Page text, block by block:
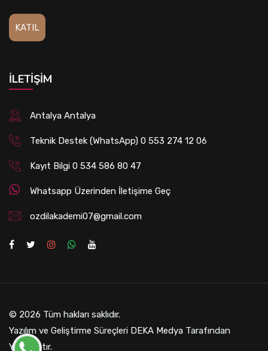
İLETIŞIM
Antalya Antalya
Teknik Destek (WhatsApp) 0 553 274 12 06
Kayıt Bilgi 0 534 586 80 47
Whatsapp Üzerinden İletişime Geç
ozdilakademi07@gmail.com
© 2026 Tüm hakları saklıdır.
Yazılım ve Geliştirme Süreçleri DEKA Medya Tarafından
Yapılmıştır.